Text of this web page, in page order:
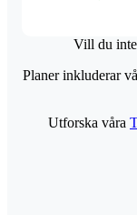
Vill du inte
Planer inkluderar
Utforska våra